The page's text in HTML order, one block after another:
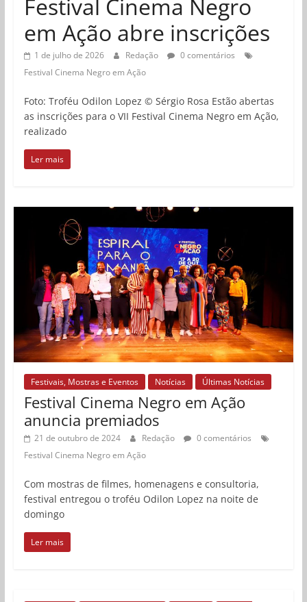
Festival Cinema Negro
em Ação abre inscrições
1 de julho de 2026 Redação
0 comentários
Festival Cinema Negro em Ação
​Foto: Troféu Odilon Lopez © Sérgio Rosa Estão abertas
as inscrições para o VII Festival Cinema Negro em Ação,
realizado
Ler mais
Festivais, Mostras e Eventos Notícias Últimas Notícias
Festival Cinema Negro em Ação
anuncia premiados
21 de outubro de 2024 Redação
0 comentários
Festival Cinema Negro em Ação
Com mostras de filmes, homenagens e consultoria,
festival entregou o troféu Odilon Lopez na noite de
domingo
Ler mais